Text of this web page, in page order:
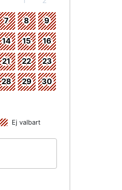
7 8 9
14 15 16
21 22 23
28 29 30
Ej valbart